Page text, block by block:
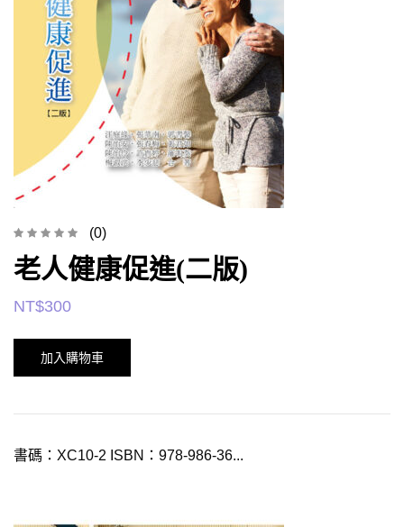
(0)
老人健康促進(二版)
NT$300
加入購物車
書碼：XC10-2 ISBN：978-986-36...